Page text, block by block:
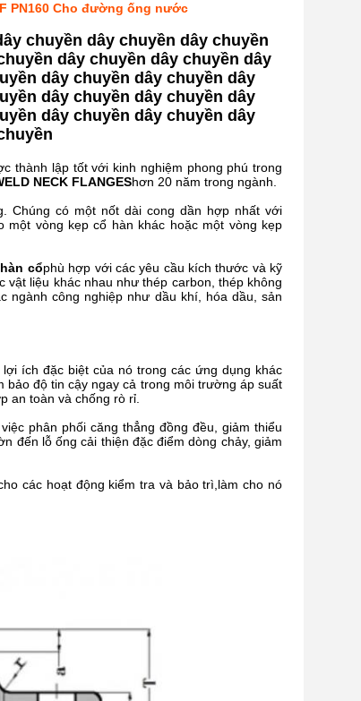
PN160 Cho đường ống nước
chuyền dây chuyền dây chuyền
dây chuyền dây chuyền dây
dây chuyền dây chuyền dây
dây chuyền dây chuyền dây
dây chuyền dây chuyền dây
thành lập tốt với kinh nghiệm phong phú trong
NECK FLANGEShơn 20 năm trong ngành.
Chúng có một nốt dài cong dần hợp nhất với
vòng kẹp cổ hàn khác hoặc một vòng kẹp
cổphù hợp với các yêu cầu kích thước và kỹ
liệu khác nhau như thép carbon, thép không
ngành công nghiệp như dầu khí, hóa dầu, sản
ích đặc biệt của nó trong các ứng dụng khác
độ tin cậy ngay cả trong môi trường áp suất
an toàn và chống rò rỉ.
phân phối căng thẳng đồng đều, giảm thiểu
đến lỗ ống cải thiện đặc điểm dòng chảy, giảm
các hoạt động kiểm tra và bảo trì,làm cho nó